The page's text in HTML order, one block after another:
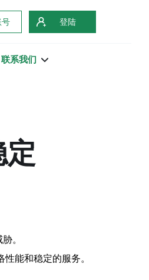
号 登陆
联系我们
。
能和稳定的服务。